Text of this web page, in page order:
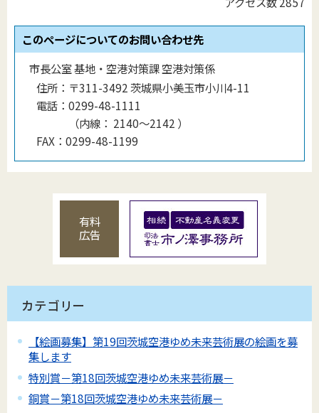
このページについてのお問い合わせ先
市長公室 基地・空港対策課 空港対策係
住所： 〒311-3492 茨城県小美玉市小川4-11
電話： 0299-48-1111
（内線 ： 2140〜2142 ）
FAX： 0299-48-1199
有料
広告
カテゴリー
【絵画募集】第19回茨城空港ゆめ未来芸術展の絵画を募
集します
特別賞－第18回茨城空港ゆめ未来芸術展－
銅賞－第18回茨城空港ゆめ未来芸術展－